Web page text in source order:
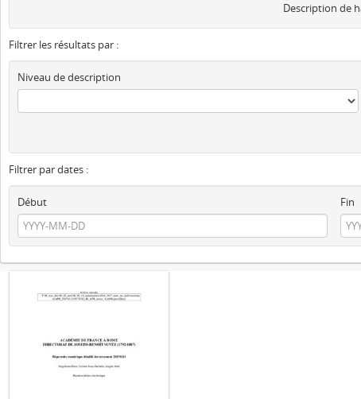
Description de
Filtrer les résultats par :
Niveau de description
Filtrer par dates :
Début
Fin